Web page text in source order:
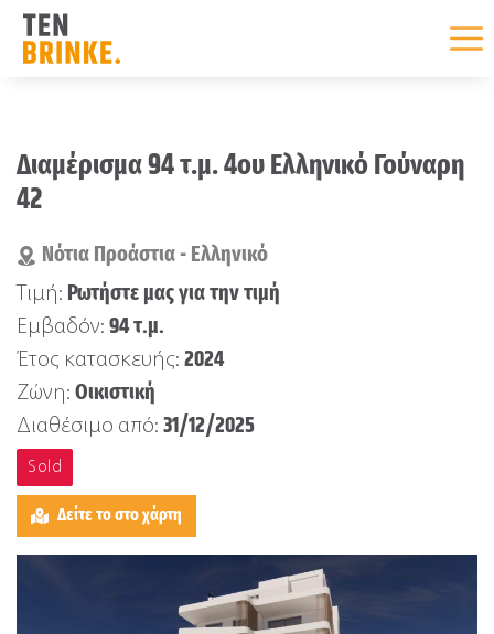
content
Διαμέρισμα 94 τ.μ. 4ου Ελληνικό Γούναρη
42
Νότια Προάστια - Ελληνικό
Τιμή: Ρωτήστε μας για την τιμή
Εμβαδόν: 94 τ.μ.
Έτος κατασκευής: 2024
Ζώνη: Οικιστική
Διαθέσιμο από: 31/12/2025
Sold
Δείτε το στο χάρτη